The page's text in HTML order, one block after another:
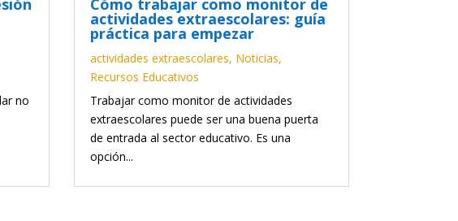
no
actividades extraescolares: guía
práctica para empezar
actividades extraescolares, Noticias,
Recursos Educativos
Trabajar como monitor de actividades
extraescolares puede ser una buena puerta
de entrada al sector educativo. Es una
opción...